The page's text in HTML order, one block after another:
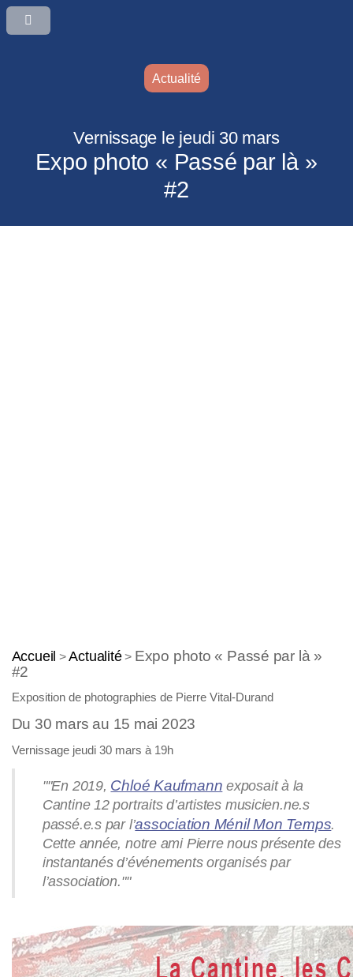
Actualité
Vernissage le jeudi 30 mars
Expo photo « Passé par là »
#2
Accueil >Actualité> Expo photo « Passé par là »
#2
Exposition de photographies de Pierre Vital-Durand
Du 30 mars au 15 mai 2023
Vernissage jeudi 30 mars à 19h
""En 2019, Chloé Kaufmann exposait à la
Cantine 12 portraits d’artistes musicien.ne.s
passé.e.s par l’association Ménil Mon Temps.
Cette année, notre ami Pierre nous présente des
instantanés d’événements organisés par
l’association.""